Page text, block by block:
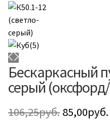
Бескаркасный
серый
106,25руб. 85,00руб.